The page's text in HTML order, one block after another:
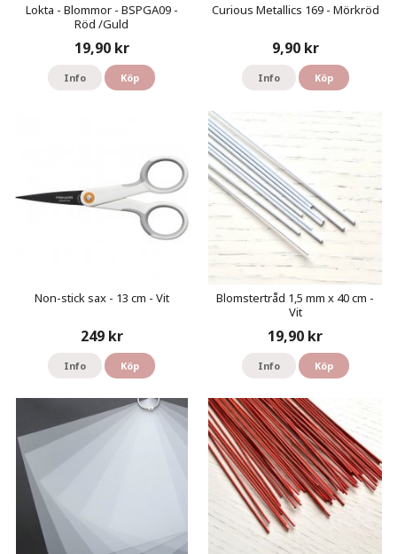
Lokta - Blommor - BSPGA09 -
Röd /Guld
19,90 kr
Info Köp
Curious Metallics 169 - Mörkröd
9,90 kr
Info Köp
Non-stick sax - 13 cm - Vit
249 kr
Info Köp
Blomstertråd 1,5 mm x 40 cm -
Vit
19,90 kr
Info Köp